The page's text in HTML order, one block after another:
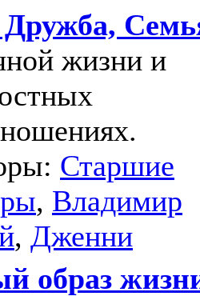
жизни и
Старшие
, Владимир
, Дженни
образ